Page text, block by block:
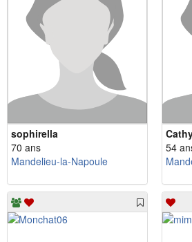
sophirella
70 ans
Mandelieu-la-Napoule
54